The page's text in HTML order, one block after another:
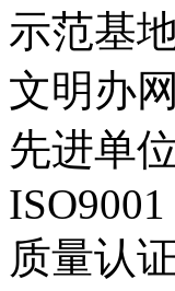
示范基
文明办网
先进单位
ISO9001
质量认